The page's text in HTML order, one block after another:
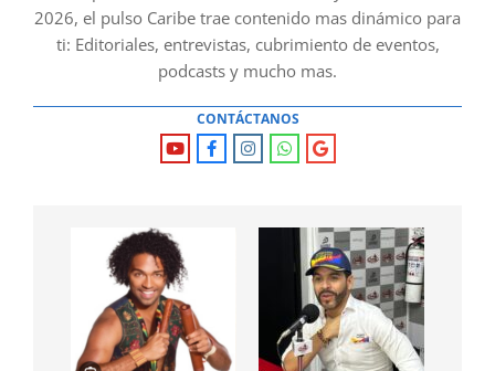
2026, el pulso Caribe trae contenido mas dinámico para
ti: Editoriales, entrevistas, cubrimiento de eventos,
podcasts y mucho mas.
CONTÁCTANOS